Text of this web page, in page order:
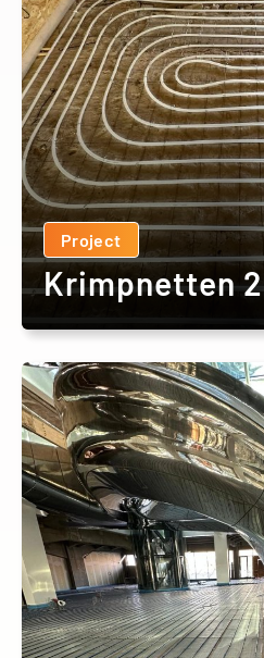
Project
Krimpnetten 2